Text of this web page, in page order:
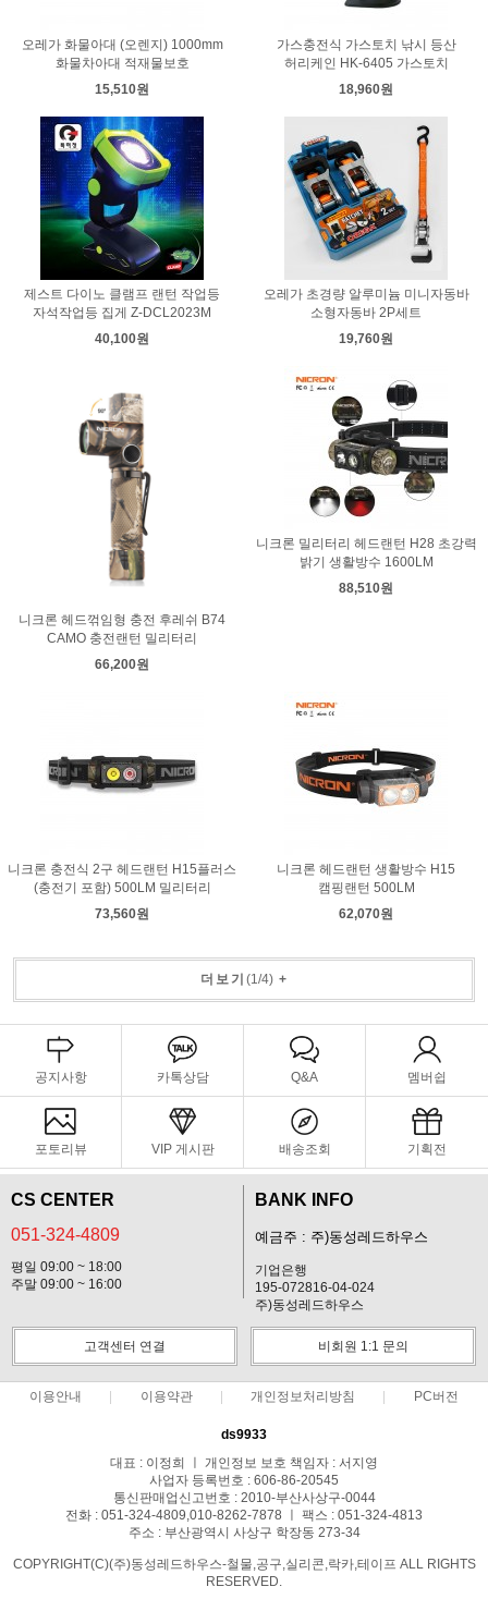
오레가 화물아대 (오렌지) 1000mm
화물차아대 적재물보호
15,510원
가스충전식 가스토치 낚시 등산
허리케인 HK-6405 가스토치
18,960원
제스트 다이노 클램프 랜턴 작업등
자석작업등 집게 Z-DCL2023M
40,100원
오레가 초경량 알루미늄 미니자동바
소형자동바 2P세트
19,760원
니크론 헤드꺾임형 충전 후레쉬 B74
CAMO 충전랜턴 밀리터리
66,200원
니크론 밀리터리 헤드랜턴 H28 초강력
밝기 생활방수 1600LM
88,510원
니크론 충전식 2구 헤드랜턴 H15플러스
(충전기 포함) 500LM 밀리터리
73,560원
니크론 헤드랜턴 생활방수 H15
캠핑랜턴 500LM
62,070원
더보기 (1/4)+
공지사항 카톡상담 Q&A 멤버쉽
포토리뷰 VIP 게시판 배송조회 기획전
CS CENTER
051-324-4809
평일 09:00 ~ 18:00
주말 09:00 ~ 16:00
BANK INFO
예금주 : 주)동성레드하우스
기업은행
195-072816-04-024
주)동성레드하우스
고객센터 연결 비회원 1:1 문의
이용안내 이용약관 개인정보처리방침 PC버전
ds9933
대표 : 이정희 ㅣ 개인정보 보호 책임자 : 서지영
사업자 등록번호 : 606-86-20545
통신판매업신고번호 : 2010-부산사상구-0044
전화 : 051-324-4809,010-8262-7878 ㅣ 팩스 : 051-324-4813
주소 : 부산광역시 사상구 학장동 273-34
COPYRIGHT(C)(주)동성레드하우스-철물,공구,실리콘,락카,테이프 ALL RIGHTS
RESERVED.